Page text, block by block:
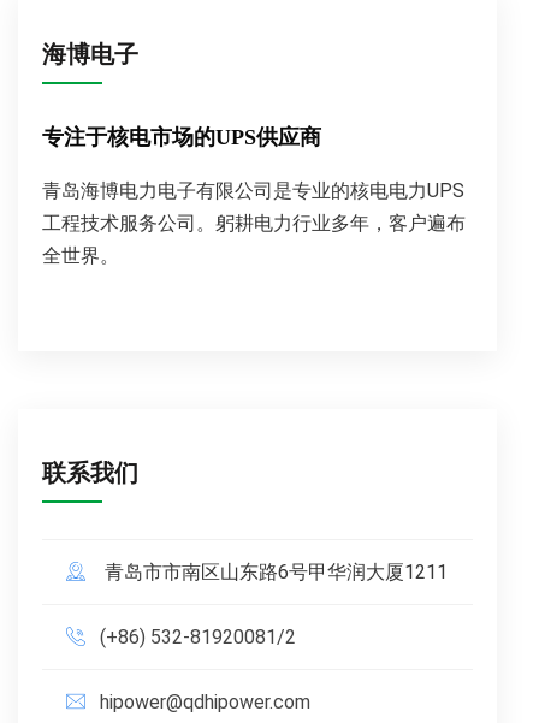
海博电子
专注于核电市场的UPS供应商
青岛海博电力电子有限公司是专业的核电电力UPS
工程技术服务公司。躬耕电力行业多年，客户遍布
全世界。
联系我们
青岛市市南区山东路6号甲华润大厦1211
(+86) 532-81920081/2
hipower@qdhipower.com